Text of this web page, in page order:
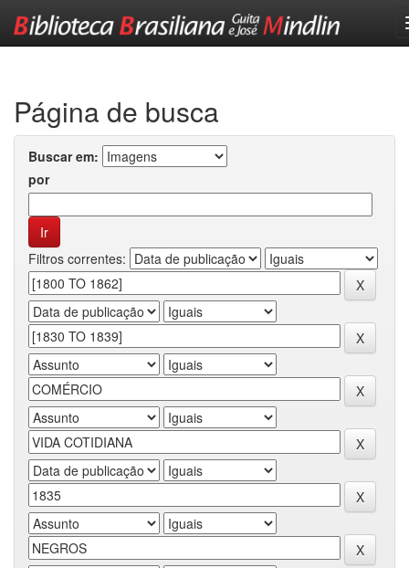
Página de busca
Buscar em:
por
Filtros correntes: